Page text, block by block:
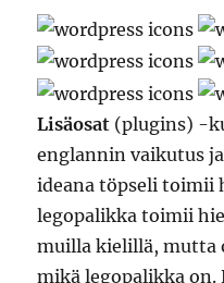
Lisäosat (plugins) -
englannin vaikutus
ideana töpseli toimii
legopalikka toimii
muilla kielillä, mutta
mikä legopalikka